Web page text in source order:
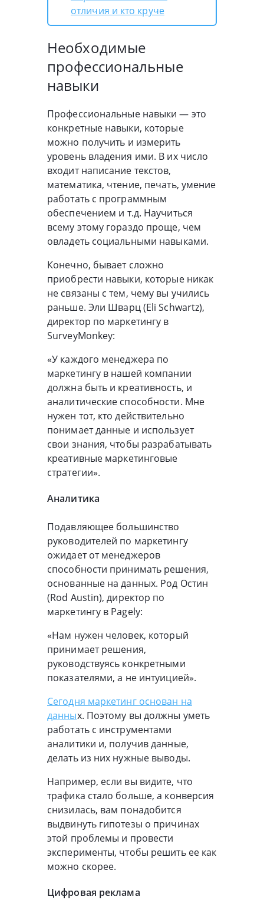
отличия и кто круче
Необходимые
профессиональные
навыки
Профессиональные навыки — это
конкретные навыки, которые
можно получить и измерить
уровень владения ими. В их число
входит написание текстов,
математика, чтение, печать, умение
работать с программным
обеспечением и т.д. Научиться
всему этому гораздо проще, чем
овладеть социальными навыками.
Конечно, бывает сложно
приобрести навыки, которые никак
не связаны с тем, чему вы учились
раньше. Эли Шварц (Eli Schwartz),
директор по маркетингу в
SurveyMonkey:
«У каждого менеджера по
маркетингу в нашей компании
должна быть и креативность, и
аналитические способности. Мне
нужен тот, кто действительно
понимает данные и использует
свои знания, чтобы разрабатывать
креативные маркетинговые
стратегии».
Аналитика
Подавляющее большинство
руководителей по маркетингу
ожидает от менеджеров
способности принимать решения,
основанные на данных. Род Остин
(Rod Austin), директор по
маркетингу в Pagely:
«Нам нужен человек, который
принимает решения,
руководствуясь конкретными
показателями, а не интуицией».
Сегодня маркетинг основан на
данных. Поэтому вы должны уметь
работать с инструментами
аналитики и, получив данные,
делать из них нужные выводы.
Например, если вы видите, что
трафика стало больше, а конверсия
снизилась, вам понадобится
выдвинуть гипотезы о причинах
этой проблемы и провести
эксперименты, чтобы решить ее как
можно скорее.
Цифровая реклама